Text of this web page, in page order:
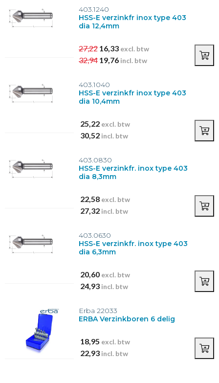
403.1240
HSS-E verzinkfr inox type 403
dia 12,4mm
27,22 16,33 excl. btw
32,94 19,76 incl. btw
403.1040
HSS-E verzinkfr inox type 403
dia 10,4mm
25,22 excl. btw
30,52 incl. btw
403.0830
HSS-E verzinkfr. inox type 403
dia 8,3mm
22,58 excl. btw
27,32 incl. btw
403.0630
HSS-E verzinkfr. inox type 403
dia 6,3mm
20,60 excl. btw
24,93 incl. btw
Erba 22033
ERBA Verzinkboren 6 delig
18,95 excl. btw
22,93 incl. btw